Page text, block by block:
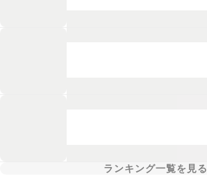
ランキング一覧を見る